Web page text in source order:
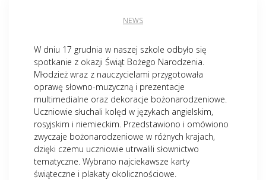
NEWS
W dniu 17 grudnia w naszej szkole odbyło się
spotkanie z okazji Świąt Bożego Narodzenia.
Młodzież wraz z nauczycielami przygotowała
oprawę słowno-muzyczną i prezentacje
multimedialne oraz dekoracje bożonarodzeniowe.
Uczniowie słuchali kolęd w językach angielskim,
rosyjskim i niemieckim. Przedstawiono i omówiono
zwyczaje bożonarodzeniowe w różnych krajach,
dzięki czemu uczniowie utrwalili słownictwo
tematyczne. Wybrano najciekawsze karty
świąteczne i plakaty okolicznościowe.